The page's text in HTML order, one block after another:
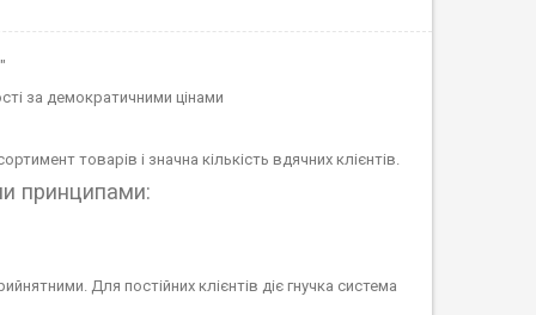
за демократичними цінами
товарів і значна кількість вдячних клієнтів.
принципами:
Для постійних клієнтів діє гнучка система